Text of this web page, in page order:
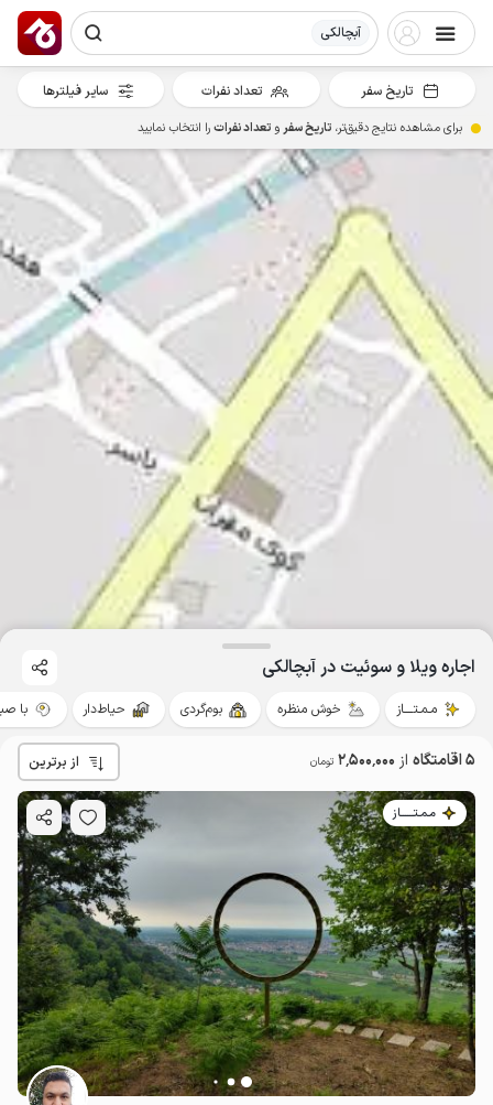
آبچالکی
اجاره ویلا و سوئیت در آبچالکی
مـمـتــــاز خوش منظره بوم‌گردی حیاط‌دار با
5 اقامتگاه از 2٬500٬000 تومان از برترین
مـمـتــــــاز
تاریخ سفر تعداد نفرات سایر فیلترها
برای مشاهده نتایج دقیق‌تر، تاریخ سفرو تعداد نفراترا انتخاب نمایید